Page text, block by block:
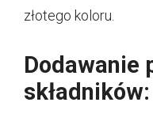
złotego koloru.
Dodawanie
składników: